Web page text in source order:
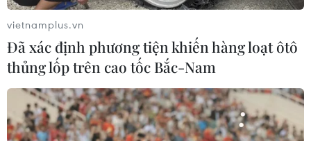
doanh nghiệp công nghệ chiến lược
Việt Nam hướng tới làm
chủ 10 công nghệ lõi vào năm 2030
06/08/2026 04:38
vietnamplus.vn
Đã xác định phương tiện khiến hàng loạt ôtô
thủng lốp trên cao tốc Bắc-Nam